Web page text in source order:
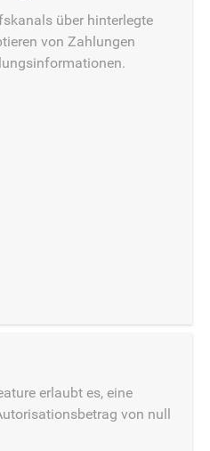
über hinterlegte
von Zahlungen
erlaubt es, eine
von null